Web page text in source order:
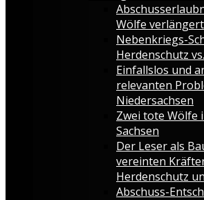
Wölfe verlängert
Nebenkriegs-
Herdenschutz
Einfallslos und
relevanten
Niedersachsen
Zwei tote Wölfe
Sachsen
Der Leser als
vereinten
Herdenschutz
Abschuss-